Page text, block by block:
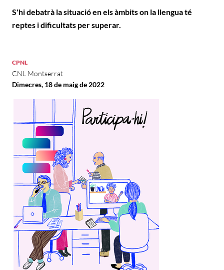
S'hi debatrà la situació en els àmbits on la llengua té
reptes i dificultats per superar.
CPNL
CNL Montserrat
Dimecres, 18 de maig de 2022